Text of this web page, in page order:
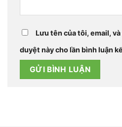
Lưu tên của tôi, email,
duyệt này cho lần bình luận